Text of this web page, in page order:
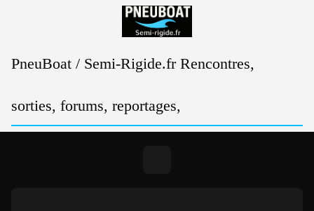
PneuBoat / Semi-Rigide.fr Rencontres,
sorties, forums, reportages,